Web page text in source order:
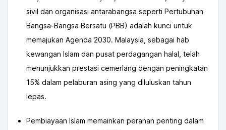
sivil dan organisasi antarabangsa seperti Pertubuhan
Bangsa-Bangsa Bersatu (PBB) adalah kunci untuk
memajukan Agenda 2030. Malaysia, sebagai hab
kewangan Islam dan pusat perdagangan halal, telah
menunjukkan prestasi cemerlang dengan peningkatan
15% dalam pelaburan asing yang diluluskan tahun
lepas.
Pembiayaan Islam memainkan peranan penting dalam